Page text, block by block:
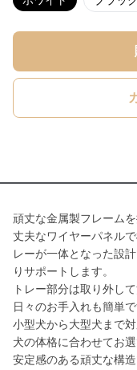
頑丈な金属製フレーム
丈夫なワイヤーパネル
レーが一体となった設
りサポートします。
トレー部分は取り外し
日々のお手入れも簡単で
小型犬から大型犬まで
犬の体格に合わせてお選
安定感のある頑丈な構